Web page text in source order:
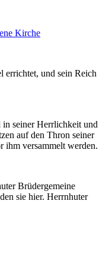
und sein Reich
seiner Herrlichkeit und
auf den Thron seiner
versammelt werden.
Brüdergemeine
sie hier. Herrnhuter